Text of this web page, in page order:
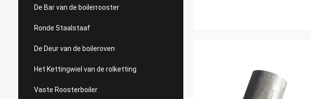
De Bar van de boilerrooster
Ronde Staalstaaf
De Deur van de boileroven
Het Kettingwiel van de rolketting
Vaste Roosterboiler